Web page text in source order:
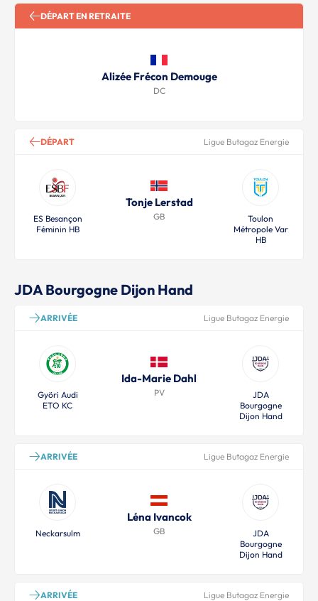
DÉPART EN RETRAITE
Alizée Frécon Demouge
DC
DÉPART Ligue Butagaz Energie
ES Besançon
Féminin HB
Tonje Lerstad
GB
Toulon
Métropole Var
HB
JDA Bourgogne Dijon Hand
ARRIVÉE Ligue Butagaz Energie
Györi Audi
ETO KC
Ida-Marie Dahl
PV
JDA
Bourgogne
Dijon Hand
ARRIVÉE Ligue Butagaz Energie
Neckarsulm
Léna Ivancok
GB
JDA
Bourgogne
Dijon Hand
ARRIVÉE Ligue Butagaz Energie